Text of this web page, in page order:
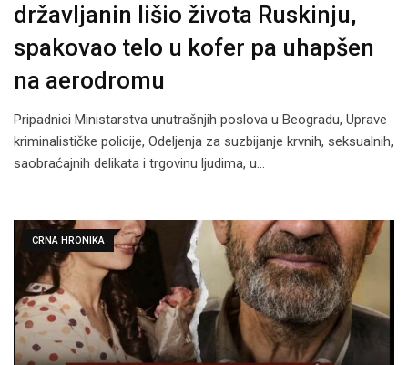
državljanin lišio života Ruskinju,
spakovao telo u kofer pa uhapšen
na aerodromu
Pripadnici Ministarstva unutrašnjih poslova u Beogradu, Uprave
kriminalističke policije, Odeljenja za suzbijanje krvnih, seksualnih,
saobraćajnih delikata i trgovinu ljudima, u…
CRNA HRONIKA